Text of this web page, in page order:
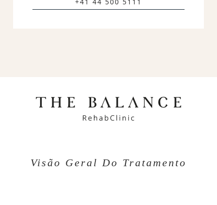
Visão Geral Do Tratamento